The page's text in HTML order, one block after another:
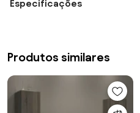
Especificações
Produtos similares